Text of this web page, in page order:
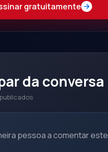
gratuitamente
da conversa
pessoa a comentar este